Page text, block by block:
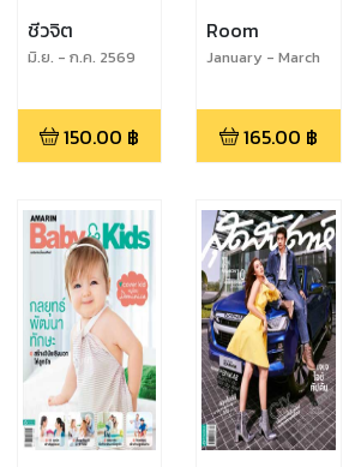
ชีวจิต
มิ.ย. - ก.ค. 2569
150.00 ฿
Room
January - March
165.00 ฿